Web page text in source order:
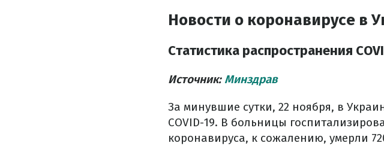
Новости о коронавирусе в
Статистика распространения
Источник: Минздрав
За минувшие сутки, 22 ноября, в
COVID-19. В больницы
коронавируса, к сожалению, умерли